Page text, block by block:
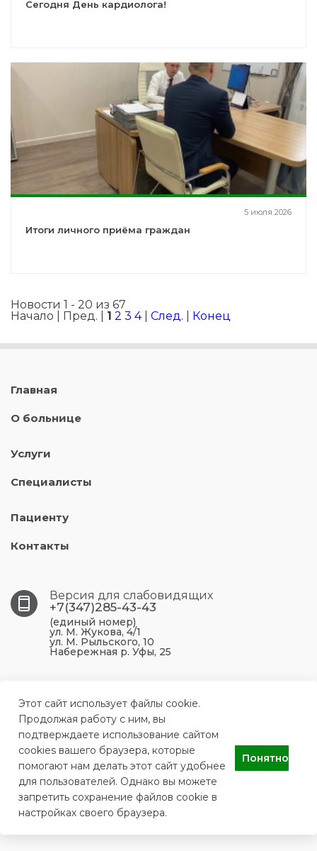
Сегодня День кардиолога!
5 июля 2026
Итоги личного приёма граждан
Новости 1 - 20 из 67
Начало | Пред. | 1 2 3 4| След. Конец
Главная
О больнице
Услуги
Специалисты
Пациенту
Контакты
Версия для слабовидящих
+7(347)285-43-43
(единый номер)
ул. М. Жукова, 4/1
ул. М. Рыльского, 10
Набережная р. Уфы, 25
Жукова, 4/1
ufa.p43@doctorrb.ru
ГБУЗ РБ Поликлиника №43 г. Уфа
Этот сайт использует файлы cookie.
Продолжая работу с ним, вы
подтверждаете использование сайтом
cookies вашего браузера, которые
помогают нам делать этот сайт удобнее
для пользователей. Однако вы можете
запретить сохранение файлов cookie в
настройках своего браузера.
Понятно